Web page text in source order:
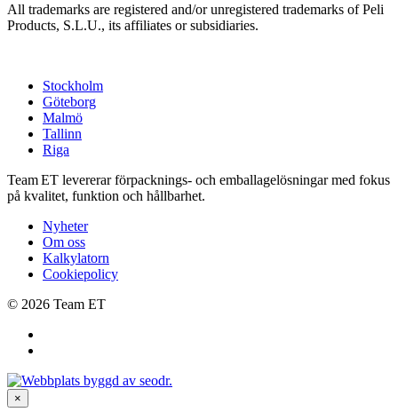
All trademarks are registered and/or unregistered trademarks of Peli
Products, S.L.U., its affiliates or subsidiaries.
Stockholm
Göteborg
Malmö
Tallinn
Riga
Team ET levererar förpacknings‑ och emballagelösningar med fokus
på kvalitet, funktion och hållbarhet.
Nyheter
Om oss
Kalkylatorn
Cookiepolicy
© 2026 Team ET
×